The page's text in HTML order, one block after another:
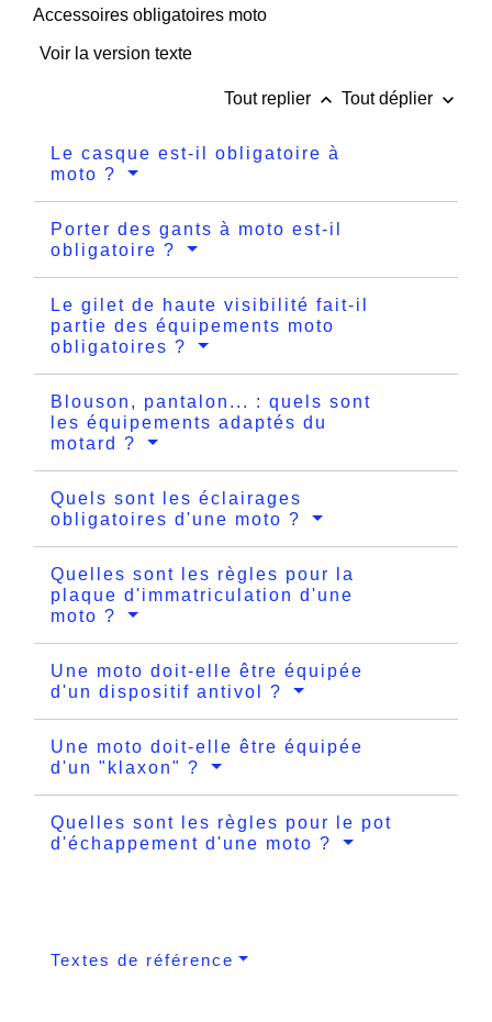
Accessoires obligatoires moto
Voir la version texte
Tout replier keyboard_arrow_up Tout déplier keyboard_arrow_down
Le casque est-il obligatoire à
moto ?
Porter des gants à moto est-il
obligatoire ?
Le gilet de haute visibilité fait-il
partie des équipements moto
obligatoires ?
Blouson, pantalon... : quels sont
les équipements adaptés du
motard ?
Quels sont les éclairages
obligatoires d'une moto ?
Quelles sont les règles pour la
plaque d'immatriculation d'une
moto ?
Une moto doit-elle être équipée
d'un dispositif antivol ?
Une moto doit-elle être équipée
d'un "klaxon" ?
Quelles sont les règles pour le pot
d'échappement d'une moto ?
Textes de référence